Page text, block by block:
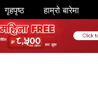
गृहपृष्ठ हाम्रो बारेमा